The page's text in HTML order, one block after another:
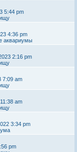
5:44 pm
4:36 pm
аквариумы
2:16 pm
7:09 am
am
3:34 pm
pm